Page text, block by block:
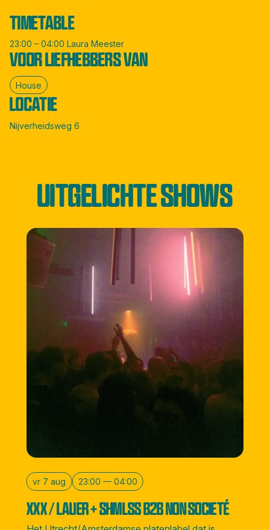
TIMETABLE
23:00 – 04:00 Laura Meester
VOOR LIEFHEBBERS VAN
House
LOCATIE
Nijverheidsweg 6
UITGELICHTE SHOWS
vr 7 aug 23:00 — 04:00
XXX / LAUER + SHMLSS B2B NON SOCIETÉ